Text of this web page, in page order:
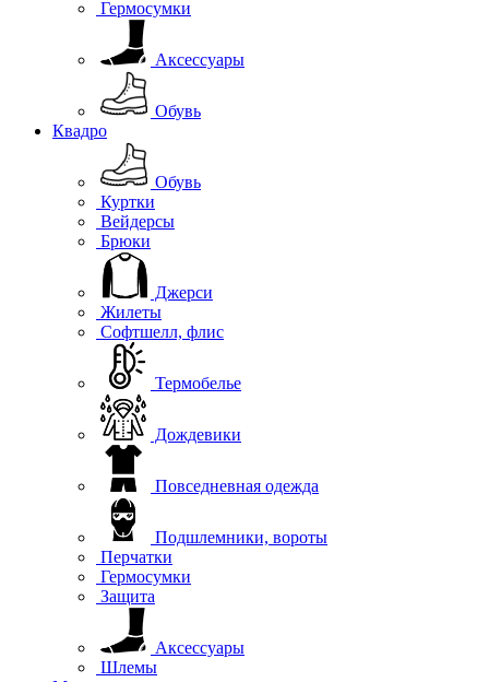
Гермосумки
Аксессуары
Обувь
Квадро
Обувь
Куртки
Вейдерсы
Брюки
Джерси
Жилеты
Софтшелл, флис
Термобелье
Дождевики
Повседневная одежда
Подшлемники, вороты
Перчатки
Гермосумки
Защита
Аксессуары
Шлемы